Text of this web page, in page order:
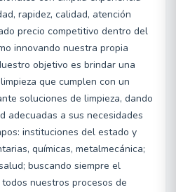
rapidez, calidad, atención
precio competitivo dentro del
innovando nuestra propia
objetivo es brindar una
que cumplen con un
soluciones de limpieza, dando
adecuadas a sus necesidades
instituciones del estado y
químicas, metalmecánica;
buscando siempre el
nuestros procesos de